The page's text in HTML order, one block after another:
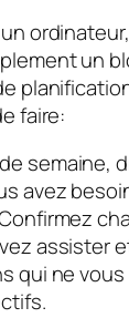
un
faire:
semaine,
avez
assister
qui ne vous